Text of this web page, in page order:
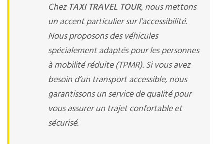
ChezTAXI TRAVEL TOUR, nous mettons
un accent particulier sur l'accessibilité.
Nous proposons des véhicules
spécialement adaptés pour les personnes
à mobilité réduite (TPMR). Si vous avez
besoin d’un transport accessible, nous
garantissons un service de qualité pour
vous assurer un trajet confortable et
sécurisé.